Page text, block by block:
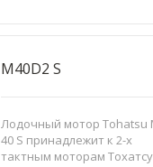
M40D2 S
Лодочный мотор Tohatsu
40 S принадлежит к 2-х
тактным моторам Тохатсу